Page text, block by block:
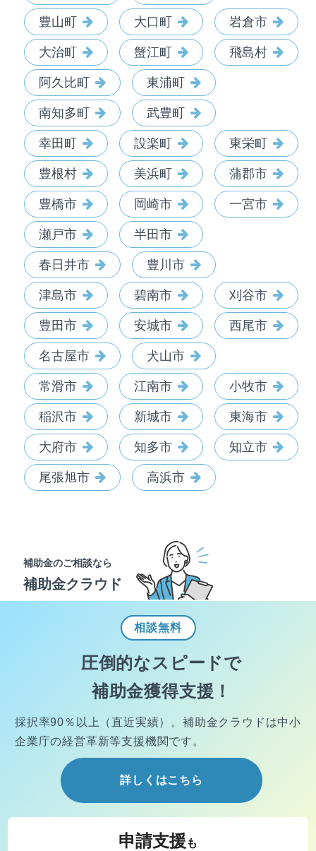
豊山町 大口町 岩倉市
大治町 蟹江町 飛島村
阿久比町 東浦町
南知多町 武豊町
幸田町 設楽町 東栄町
豊根村 美浜町 蒲郡市
豊橋市 岡崎市 一宮市
瀬戸市 半田市
春日井市 豊川市
津島市 碧南市 刈谷市
豊田市 安城市 西尾市
名古屋市 犬山市
常滑市 江南市 小牧市
稲沢市 新城市 東海市
大府市 知多市 知立市
尾張旭市 高浜市
補助金のご相談なら
補助金クラウド
相談無料
圧倒的なスピードで
補助金獲得支援！
採択率90％以上（直近実績）。 補助金クラウドは中小
企業庁の経営革新等支援機関です。
詳しくはこちら
申請支援 も